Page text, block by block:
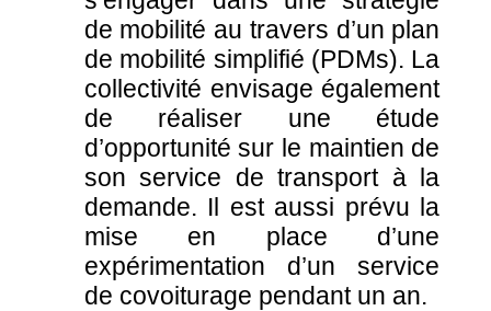
de mobilité au travers d’un plan
de mobilité simplifié (PDMs). La
collectivité envisage également
de réaliser une étude
d’opportunité sur le maintien de
son service de transport à la
demande. Il est aussi prévu la
mise en place d’une
expérimentation d’un service
de covoiturage pendant un an.